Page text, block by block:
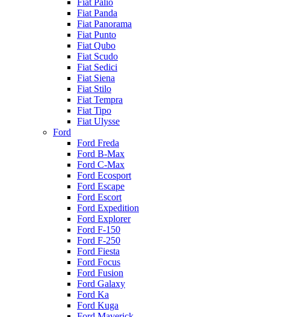
Fiat Palio
Fiat Panda
Fiat Panorama
Fiat Punto
Fiat Qubo
Fiat Scudo
Fiat Sedici
Fiat Siena
Fiat Stilo
Fiat Tempra
Fiat Tipo
Fiat Ulysse
Ford
Ford Freda
Ford B-Max
Ford C-Max
Ford Ecosport
Ford Escape
Ford Escort
Ford Expedition
Ford Explorer
Ford F-150
Ford F-250
Ford Fiesta
Ford Focus
Ford Fusion
Ford Galaxy
Ford Ka
Ford Kuga